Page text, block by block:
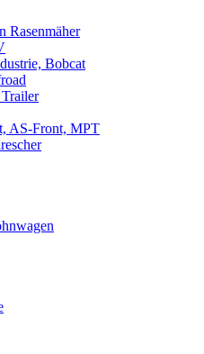
Rasenmäher
Bobcat
AS-Front, MPT